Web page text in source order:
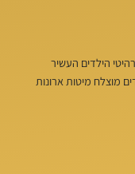
ילדים מאז 1996 קטלוג רהיטי הילדים העשיר
מוצלח מיטות ארונות